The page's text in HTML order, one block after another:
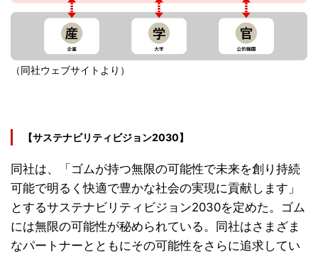
（同社ウェブサイトより）
【サステナビリティビジョン2030】
同社は、「ゴムが持つ無限の可能性で未来を創り持続
可能で明るく快適で豊かな社会の実現に貢献します」
とするサステナビリティビジョン2030を定めた。ゴム
には無限の可能性が秘められている。同社はさまざま
なパートナーとともにその可能性をさらに追求してい